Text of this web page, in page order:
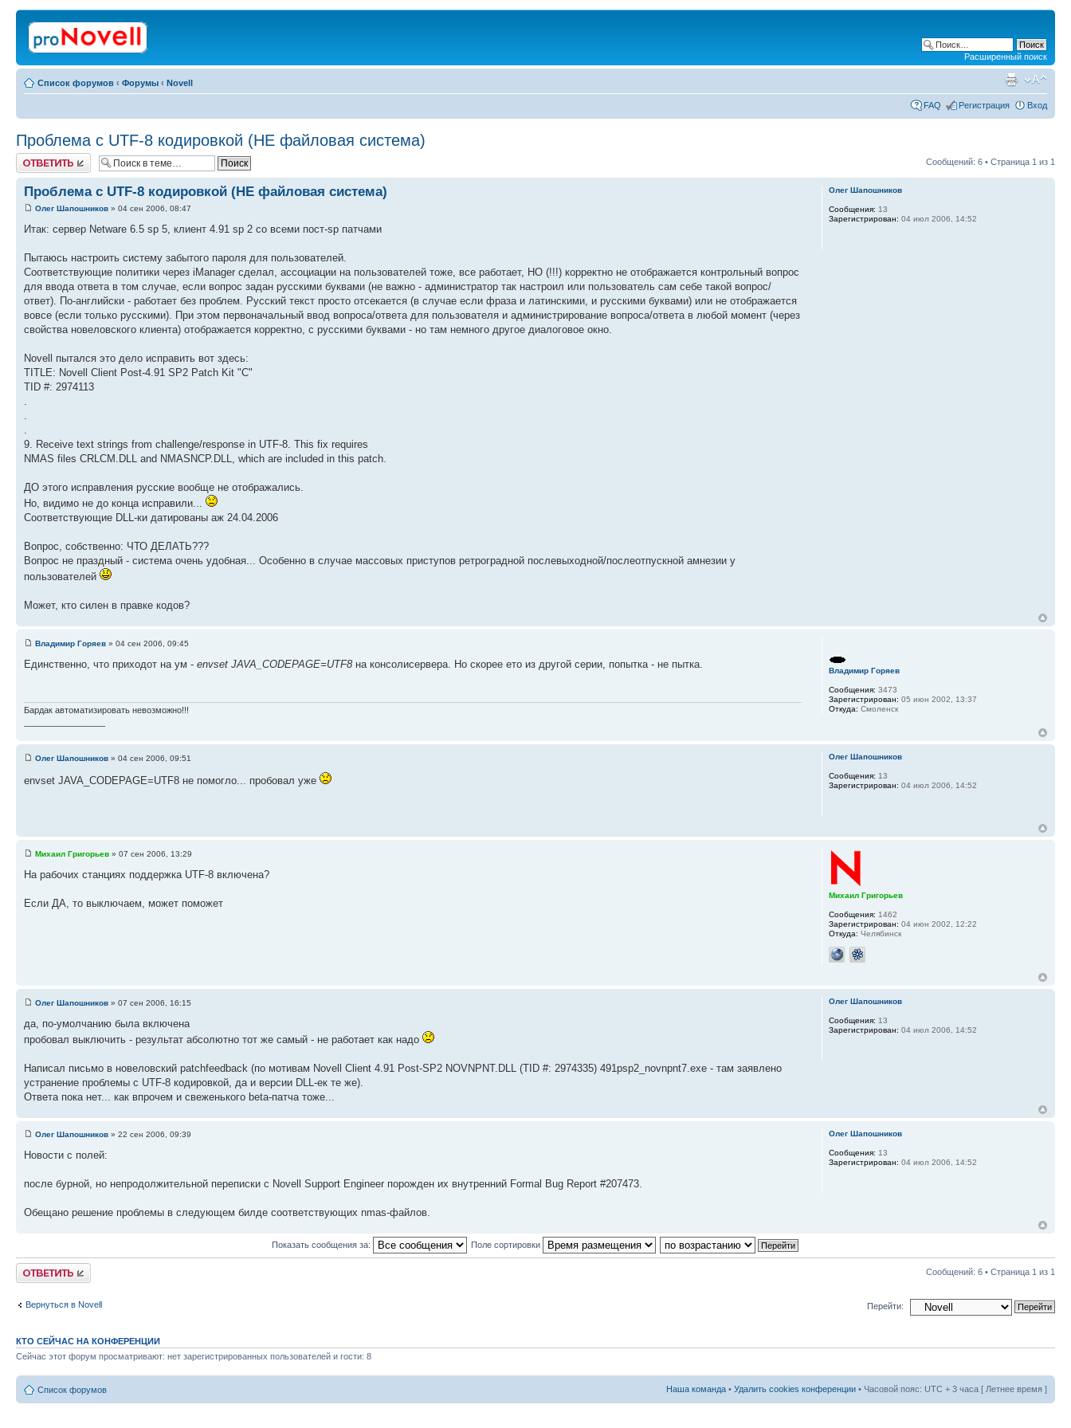
Расширенный поиск
Список форумов ‹ Форумы ‹ Novell
FAQ Регистрация Вход
Проблема с UTF-8 кодировкой (НЕ файловая система)
Ответить Сообщений: 6 • Страница 1 из 1
Проблема с UTF-8 кодировкой (НЕ файловая система)
Олег Шапошников » 04 сен 2006, 08:47
Итак: сервер Netware 6.5 sp 5, клиент 4.91 sp 2 со всеми пост-sp патчами
Пытаюсь настроить систему забытого пароля для пользователей.
Соответствующие политики через iManager сделал, ассоциации на пользователей тоже, все работает, НО (!!!) корректно не отображается контрольный вопрос
для ввода ответа в том случае, если вопрос задан русскими буквами (не важно - администратор так настроил или пользователь сам себе такой вопрос/
ответ). По-английски - работает без проблем. Русский текст просто отсекается (в случае если фраза и латинскими, и русскими буквами) или не отображается
вовсе (если только русскими). При этом первоначальный ввод вопроса/ответа для пользователя и администрирование вопроса/ответа в любой момент (через
свойства новеловского клиента) отображается корректно, с русскими буквами - но там немного другое диалоговое окно.
Novell пытался это дело исправить вот здесь:
TITLE: Novell Client Post-4.91 SP2 Patch Kit "C"
TID #: 2974113
.
.
.
9. Receive text strings from challenge/response in UTF-8. This fix requires
NMAS files CRLCM.DLL and NMASNCP.DLL, which are included in this patch.
ДО этого исправления русские вообще не отображались.
Но, видимо не до конца исправили...
Соответствующие DLL-ки датированы аж 24.04.2006
Вопрос, собственно: ЧТО ДЕЛАТЬ???
Вопрос не праздный - система очень удобная... Особенно в случае массовых приступов ретроградной послевыходной/послеотпускной амнезии у
пользователей
Может, кто силен в правке кодов?
Олег Шапошников
Сообщения: 13
Зарегистрирован: 04 июл 2006, 14:52
Владимир Горяев » 04 сен 2006, 09:45
Единственно, что приходот на ум - envset JAVA_CODEPAGE=UTF8 на консолисервера. Но скорее ето из другой серии, попытка - не пытка.
Бардак автоматизировать невозможно!!!
Владимир Горяев
Сообщения: 3473
Зарегистрирован: 05 июн 2002, 13:37
Откуда: Смоленск
Олег Шапошников » 04 сен 2006, 09:51
envset JAVA_CODEPAGE=UTF8 не помогло... пробовал уже
Олег Шапошников
Сообщения: 13
Зарегистрирован: 04 июл 2006, 14:52
Михаил Григорьев » 07 сен 2006, 13:29
На рабочих станциях поддержка UTF-8 включена?
Если ДА, то выключаем, может поможет
Михаил Григорьев
Сообщения: 1462
Зарегистрирован: 04 июн 2002, 12:22
Откуда: Челябинск
Олег Шапошников » 07 сен 2006, 16:15
да, по-умолчанию была включена
пробовал выключить - результат абсолютно тот же самый - не работает как надо
Написал письмо в новеловский patchfeedback (по мотивам Novell Client 4.91 Post-SP2 NOVNPNT.DLL (TID #: 2974335) 491psp2_novnpnt7.exe - там заявлено
устранение проблемы с UTF-8 кодировкой, да и версии DLL-ек те же).
Ответа пока нет... как впрочем и свеженького beta-патча тоже...
Олег Шапошников
Сообщения: 13
Зарегистрирован: 04 июл 2006, 14:52
Олег Шапошников » 22 сен 2006, 09:39
Новости с полей:
после бурной, но непродолжительной переписки с Novell Support Engineer порожден их внутренний Formal Bug Report #207473.
Обещано решение проблемы в следующем билде соответствующих nmas-файлов.
Олег Шапошников
Сообщения: 13
Зарегистрирован: 04 июл 2006, 14:52
Показать сообщения за: Поле сортировки
Ответить Сообщений: 6 • Страница 1 из 1
Вернуться в Novell Перейти:
КТО СЕЙЧАС НА КОНФЕРЕНЦИИ
Сейчас этот форум просматривают: нет зарегистрированных пользователей и гости: 8
Список форумов Наша команда • Удалить cookies конференции • Часовой пояс: UTC + 3 часа [ Летнее время ]